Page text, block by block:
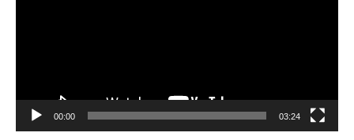
00:00 03:24